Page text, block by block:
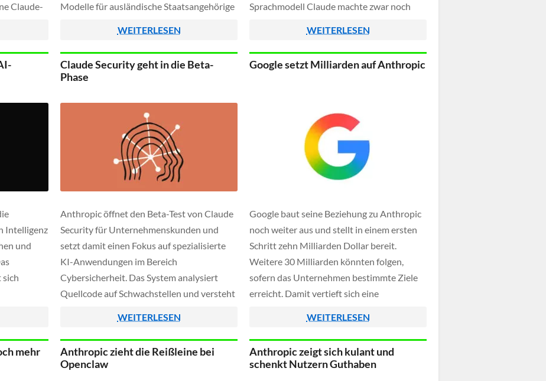
Claude-
Modelle für ausländische Staatsangehörige
internationale Mitarbeiter innerhalb der
USA gilt, sieht Anthropic keine andere
Möglichkeit als eine vollständige
WEITERLESEN
Sprachmodell Claude machte zwar noch
Konditionen eines möglichen Börsengangs,
setzt jedoch ein deutliches Signal für den KI
Markt.
WEITERLESEN
Intelligenz
und
Die
da Musk
direkter
Claude Security geht in die Beta-
Phase
Anthropic öffnet den Beta-Test von Claude
Security für Unternehmenskunden und
setzt damit einen Fokus auf spezialisierte
KI-Anwendungen im Bereich
Cybersicherheit. Das System analysiert
Quellcode auf Schwachstellen und versteht
zwischen Modulen - ähnlich wie ein
menschlicher Sicherheitsexperte.
Gefundene Probleme werden angeblich
nicht nur erkannt, sondern direkt auch mit
WEITERLESEN
Google setzt Milliarden auf Anthropic
Google baut seine Beziehung zu Anthropic
noch weiter aus und stellt in einem ersten
Schritt zehn Milliarden Dollar bereit.
Weitere 30 Milliarden könnten folgen,
sofern das Unternehmen bestimmte Ziele
erreicht. Damit vertieft sich eine
Firmen gleichzeitig Partner und
Wettbewerber im rasant wachsenden
Markt für Künstliche Intelligenz sind.
WEITERLESEN
mehr
Anthropic zieht die Reißleine bei
Openclaw
Anthropic zeigt sich kulant und
schenkt Nutzern Guthaben